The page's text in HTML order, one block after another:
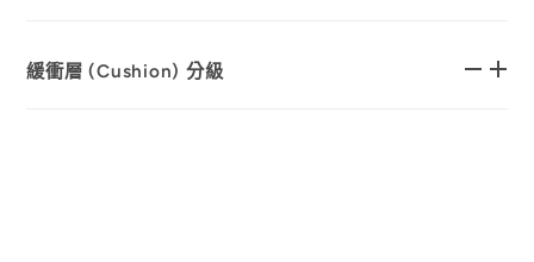
緩衝層 (Cushion) 分級